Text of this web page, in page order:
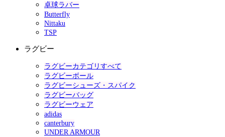
卓球ラバー
Butterfly
Nittaku
TSP
ラグビー
ラグビーカテゴリすべて
ラグビーボール
ラグビーシューズ・スパイク
ラグビーバッグ
ラグビーウェア
adidas
canterbury
UNDER ARMOUR